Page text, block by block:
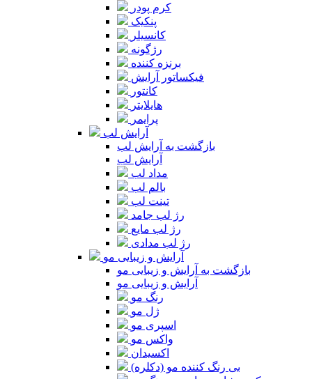
کرم پودر
پنکیک
کانسیلر
رژگونه
برنزه کننده
فیکساتور آرایش
کانتور
هایلایتر
پرایمر
آرایش لب
بازگشت به آرایش لب
آرایش لب
مداد لب
بالم لب
تینت لب
رژ لب جامد
رژ لب مایع
رژ لب مدادی
آرایش و زیبایی مو
بازگشت به آرایش و زیبایی مو
آرایش و زیبایی مو
رنگ مو
ژل مو
اسپری مو
واکس مو
اکسیدان
بی رنگ کننده مو (دکلره)